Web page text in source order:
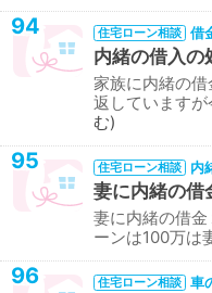
94 住宅ローン相談 借
内緒の借入の
家族に内緒の
返しています
む
95 住宅ローン相談 内
妻に内緒の借
妻に内緒の借
ーンは100万は
96 住宅ローン相談 車